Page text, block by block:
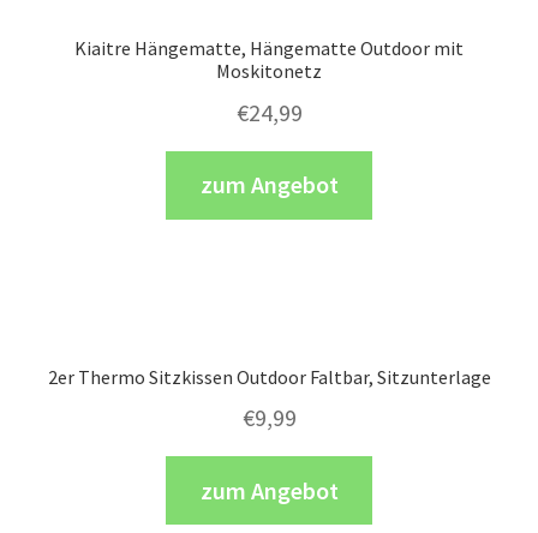
Kiaitre Hängematte, Hängematte Outdoor mit
Moskitonetz
€24,99
zum Angebot
2er Thermo Sitzkissen Outdoor Faltbar, Sitzunterlage
€9,99
zum Angebot